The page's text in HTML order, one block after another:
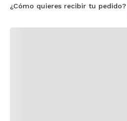
¿Cómo quieres recibir tu pedido?